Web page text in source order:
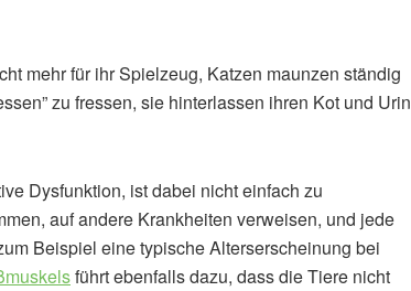
mehr für ihr Spielzeug, Katzen maunzen ständig
zu fressen, sie hinterlassen ihren Kot und Urin
Dysfunktion, ist dabei nicht einfach zu
auf andere Krankheiten verweisen, und jede
Beispiel eine typische Alterserscheinung bei
führt ebenfalls dazu, dass die Tiere nicht